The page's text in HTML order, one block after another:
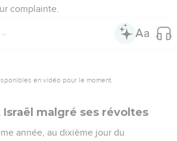
complainte.
en vidéo pour le moment.
malgré ses révoltes
année, au dixième jour du